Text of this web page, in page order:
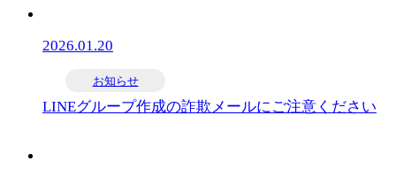
2026.01.20
お知らせ
LINEグループ作成の詐欺メールにご注意ください